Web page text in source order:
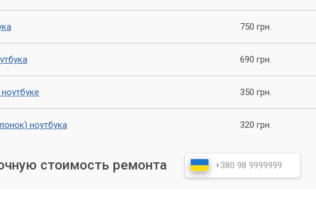
750 грн.
690 грн.
350 грн.
ноутбука 320 грн.
стоимость ремонта